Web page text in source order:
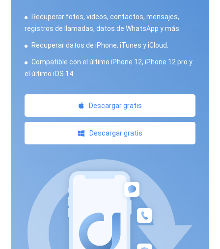
Recuperar fotos, videos, contactos, mensajes,
registros de llamadas, datos de WhatsApp y más.
Recuperar datos de iPhone, iTunes y iCloud.
Compatible con el último iPhone 12, iPhone 12 pro y
el último iOS 14.
Descargar gratis
Descargar gratis